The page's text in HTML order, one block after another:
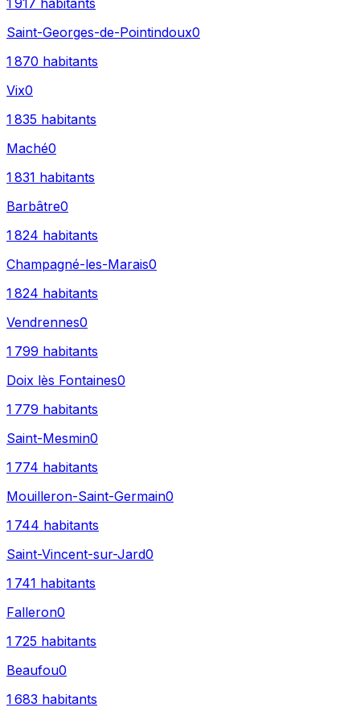
1 917 habitants
Saint-Georges-de-Pointindoux0
1 870 habitants
Vix0
1 835 habitants
Maché0
1 831 habitants
Barbâtre0
1 824 habitants
Champagné-les-Marais0
1 824 habitants
Vendrennes0
1 799 habitants
Doix lès Fontaines0
1 779 habitants
Saint-Mesmin0
1 774 habitants
Mouilleron-Saint-Germain0
1 744 habitants
Saint-Vincent-sur-Jard0
1 741 habitants
Falleron0
1 725 habitants
Beaufou0
1 683 habitants